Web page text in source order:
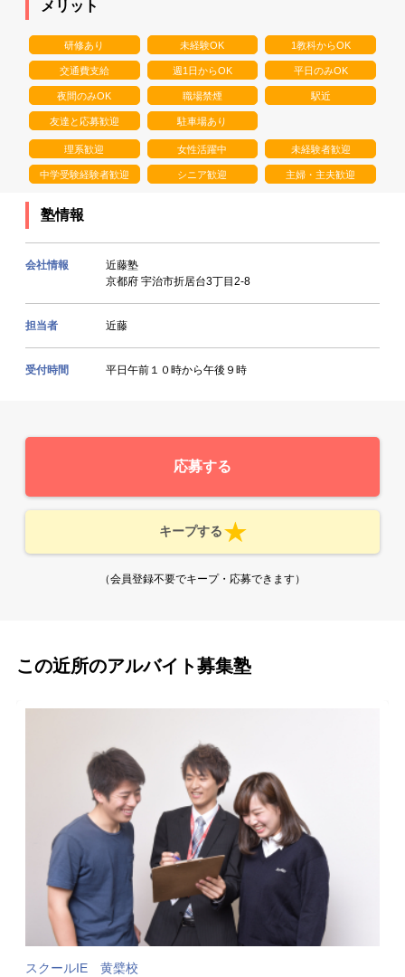
メリット
研修あり 未経験OK 1教科からOK
交通費支給 週1日からOK 平日のみOK
夜間のみOK 職場禁煙 駅近
友達と応募歓迎 駐車場あり
理系歓迎 女性活躍中 未経験者歓迎
中学受験経験者歓迎 シニア歓迎 主婦・主夫歓迎
塾情報
会社情報
近藤塾
京都府 宇治市折居台3丁目2-8
担当者 近藤
受付時間 平日午前１０時から午後９時
応募する
キープする
（会員登録不要でキープ・応募できます）
この近所のアルバイト募集塾
スクールIE 黄檗校